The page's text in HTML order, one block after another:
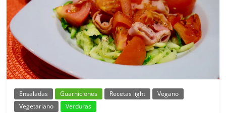
Ensaladas Guarniciones Recetas light
Vegano
Vegetariano
Verduras